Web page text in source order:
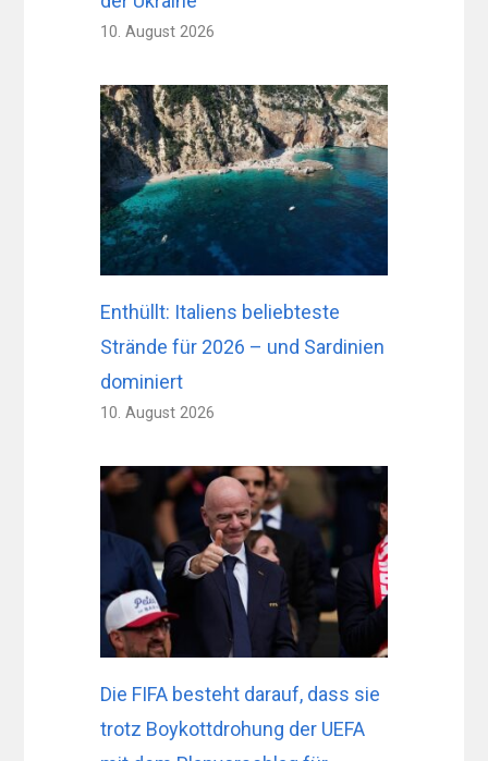
10. August 2026
Enthüllt: Italiens beliebteste
Strände für 2026 – und Sardinien
dominiert
10. August 2026
Die FIFA besteht darauf, dass sie
trotz Boykottdrohung der UEFA